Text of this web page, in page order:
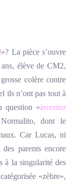
»? La pièce s’ouvre
élève de CM2,
colère contre
ils n’ont pas tout à
question «inventez
dont le
Car Lucas, ni
parents encore
à la singularité des
«zèbre»,